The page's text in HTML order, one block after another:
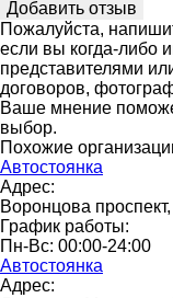
Пожалуйста,
если вы когда-либо
представителями
договоров,
Ваше мнение
выбор.
Похожие
Автостоянка
Адрес:
Воронцова
График работы:
Пн-Вс: 00:00-24:00
Автостоянка
Адрес: